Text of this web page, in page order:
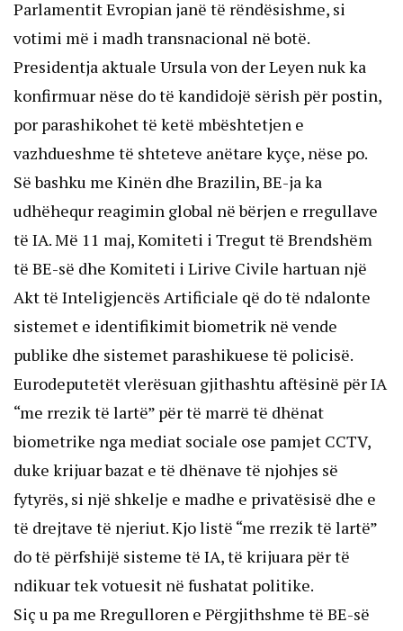
Parlamentit Evropian janë të rëndësishme, si
votimi më i madh transnacional në botë.
Presidentja aktuale Ursula von der Leyen nuk ka
konfirmuar nëse do të kandidojë sërish për postin,
por parashikohet të ketë mbështetjen e
vazhdueshme të shteteve anëtare kyçe, nëse po.
Së bashku me Kinën dhe Brazilin, BE-ja ka
udhëhequr reagimin global në bërjen e rregullave
të IA. Më 11 maj, Komiteti i Tregut të Brendshëm
të BE-së dhe Komiteti i Lirive Civile hartuan një
Akt të Inteligjencës Artificiale që do të ndalonte
sistemet e identifikimit biometrik në vende
publike dhe sistemet parashikuese të policisë.
Eurodeputetët vlerësuan gjithashtu aftësinë për IA
“me rrezik të lartë” për të marrë të dhënat
biometrike nga mediat sociale ose pamjet CCTV,
duke krijuar bazat e të dhënave të njohjes së
fytyrës, si një shkelje e madhe e privatësisë dhe e
të drejtave të njeriut. Kjo listë “me rrezik të lartë”
do të përfshijë sisteme të IA, të krijuara për të
ndikuar tek votuesit në fushatat politike.
Siç u pa me Rregulloren e Përgjithshme të BE-së